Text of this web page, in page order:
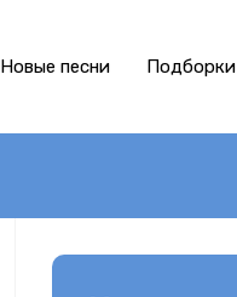
Новые песни Подборки